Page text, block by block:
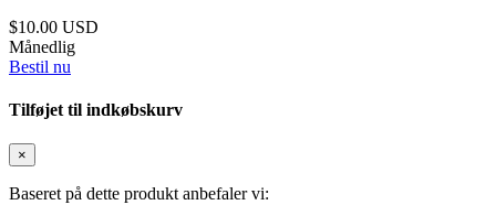
$10.00 USD
Månedlig
Bestil nu
Tilføjet til indkøbskurv
×
Baseret på dette produkt anbefaler vi: